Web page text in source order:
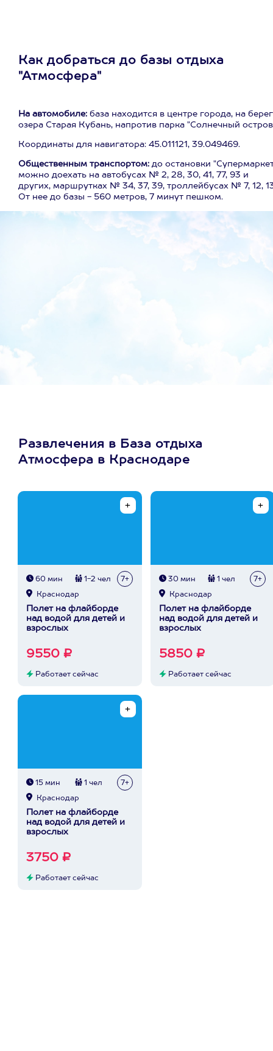
Как добраться до базы отдыха
"Атмосфера"
На автомобиле: база находится в центре города, на
озера Старая Кубань, напротив парка "Солнечный
Координаты для навигатора: 45.011121, 39.049469.
Общественным транспортом: до остановки
можно доехать на автобусах № 2, 28, 30, 41, 77, 93 и
других, маршрутках № 34, 37, 39, троллейбусах № 7, 12,
От нее до базы - 560 метров, 7 минут пешком.
Развлечения в База отдыха
Атмосфера в Краснодаре
60 мин 1-2 чел 7+
Краснодар
Полет на флайборде
над водой для детей и
взрослых
9550 ₽
Работает сейчас
30 мин 1 чел 7+
Краснодар
Полет на флайборде
над водой для детей и
взрослых
5850 ₽
Работает сейчас
15 мин 1 чел 7+
Краснодар
Полет на флайборде
над водой для детей и
взрослых
3750 ₽
Работает сейчас